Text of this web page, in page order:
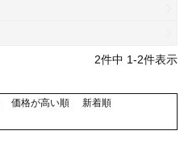
2件中 1-2件表示
価格が高い順
新着順